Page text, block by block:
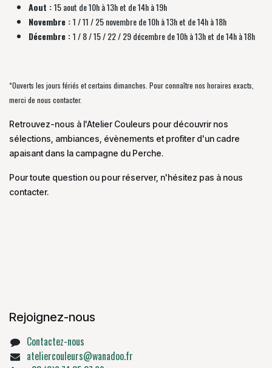
Aout :15 aout de 10h à 13h et de 14h à 19h
Novembre :1 / 11 / 25 novembre de10h à 13h et de 14h à 18h
Décembre :1 / 8 / 15 / 22 / 29 décembrede10h à 13h et de 14h à 18h
*Ouverts les jours fériés et certains dimanches. Pour connaître nos horaires exacts,
merci de nous contacter.
Retrouvez-nous à l'Atelier Couleurs pour découvrir nos
sélections, ambiances, évènements et profiter d'un cadre
apaisant dans la campagne du Perche.
Pour toute question ou pour réserver, n'hésitez pas à nous
contacter.
Rejoignez-nous
Contactez-nous
ateliercouleurs@wanadoo.fr